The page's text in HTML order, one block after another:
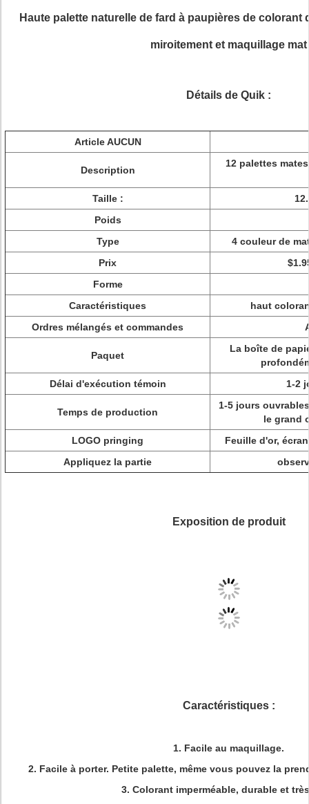
Haute palette naturelle de fard à paupières de colorant
miroitement et maquillage mat
Détails de Quik :
Article AUCUN
Description
12 palettes
Taille :
Poids
Type
4 couleur de
Prix
Forme
Caractéristiques
haut
Ordres mélangés et commandes
Paquet
La boîte de
Délai d'exécution témoin
1-2
Temps de production
1-5 jours
le grand
LOGO pringing
Feuille d'or,
Appliquez la partie
Exposition de produit
Caractéristiques :
1. Facile au maquillage.
2. Facile à porter. Petite palette, même vous pouvez la
3. Colorant imperméable, durable et